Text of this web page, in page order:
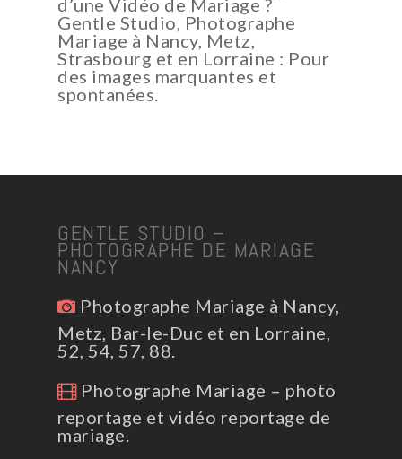
d’une Vidéo de Mariage ?
Gentle Studio, Photographe
Mariage à Nancy, Metz,
Strasbourg et en Lorraine : Pour
des images marquantes et
spontanées.
GENTLE STUDIO –
PHOTOGRAPHE DE MARIAGE
NANCY
Photographe Mariage à Nancy,
Metz, Bar-le-Duc et en Lorraine,
52, 54, 57, 88.
Photographe Mariage – photo
reportage et vidéo reportage de
mariage.